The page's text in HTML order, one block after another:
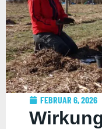
FEBRUAR 6, 2026